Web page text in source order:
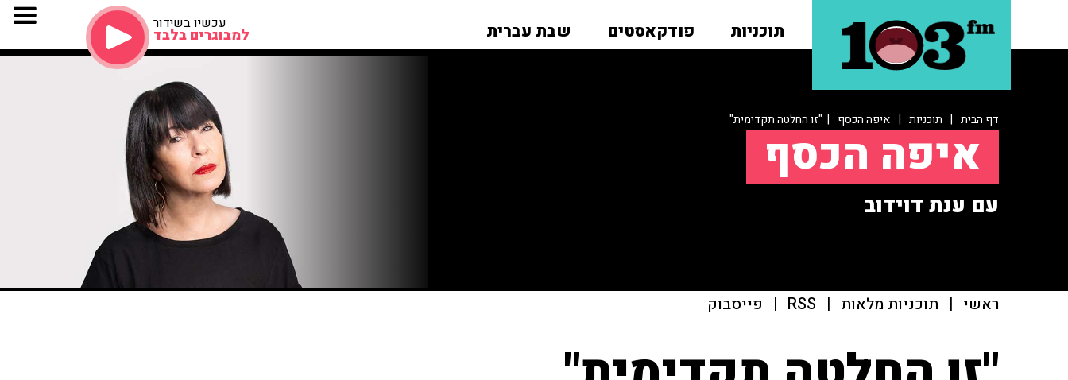
תוכניות פודקאסטים שבת עברית עכשיו בשידור
למבוגרים בלבד
דף הבית | תוכניות | איפה הכסף | "זו החלטה תקדימית"
איפה הכסף
עם ענת דוידוב
ראשי | תוכניות מלאות |
RSS
| פייסבוק